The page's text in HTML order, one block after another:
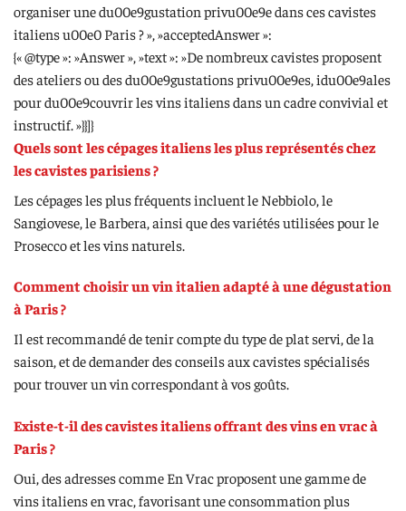
organiser une du00e9gustation privu00e9e dans ces cavistes
italiens u00e0 Paris ? », »acceptedAnswer »:
{« @type »: »Answer », »text »: »De nombreux cavistes proposent
des ateliers ou des du00e9gustations privu00e9es, idu00e9ales
pour du00e9couvrir les vins italiens dans un cadre convivial et
instructif. »}}]}
Quels sont les cépages italiens les plus représentés chez
les cavistes parisiens ?
Les cépages les plus fréquents incluent le Nebbiolo, le
Sangiovese, le Barbera, ainsi que des variétés utilisées pour le
Prosecco et les vins naturels.
Comment choisir un vin italien adapté à une dégustation
à Paris ?
Il est recommandé de tenir compte du type de plat servi, de la
saison, et de demander des conseils aux cavistes spécialisés
pour trouver un vin correspondant à vos goûts.
Existe-t-il des cavistes italiens offrant des vins en vrac à
Paris ?
Oui, des adresses comme En Vrac proposent une gamme de
vins italiens en vrac, favorisant une consommation plus